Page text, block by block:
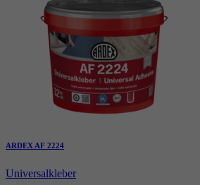
ARDEX AF 2224
Universalkleber